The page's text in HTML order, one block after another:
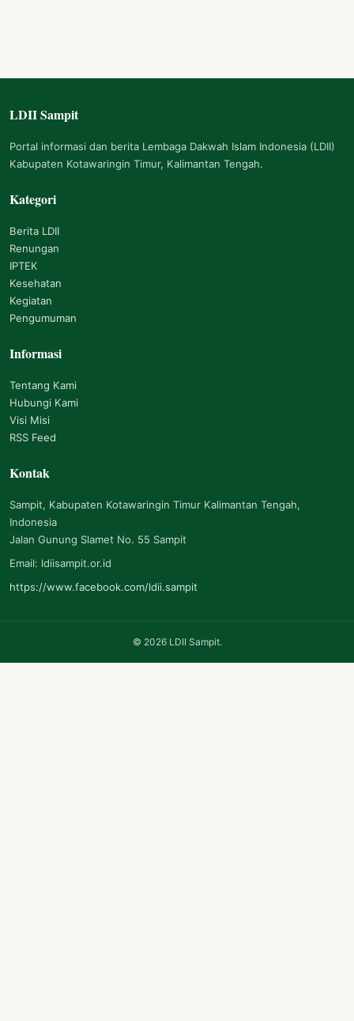
Navigasi Footer
LDII Sampit
Portal informasi dan berita Lembaga Dakwah Islam Indonesia (LDII)
Kabupaten Kotawaringin Timur, Kalimantan Tengah.
Kategori
Berita LDII
Renungan
IPTEK
Kesehatan
Kegiatan
Pengumuman
Informasi
Tentang Kami
Hubungi Kami
Visi Misi
RSS Feed
Kontak
Sampit, Kabupaten Kotawaringin Timur Kalimantan Tengah,
Indonesia
Jalan Gunung Slamet No. 55 Sampit
Email: ldiisampit.or.id
https://www.facebook.com/ldii.sampit
© 2026LDII Sampit.